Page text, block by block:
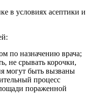
в условиях асептики и
по назначению врача;
не срывать корочки,
могут быть вызваны
процесс
пораженной